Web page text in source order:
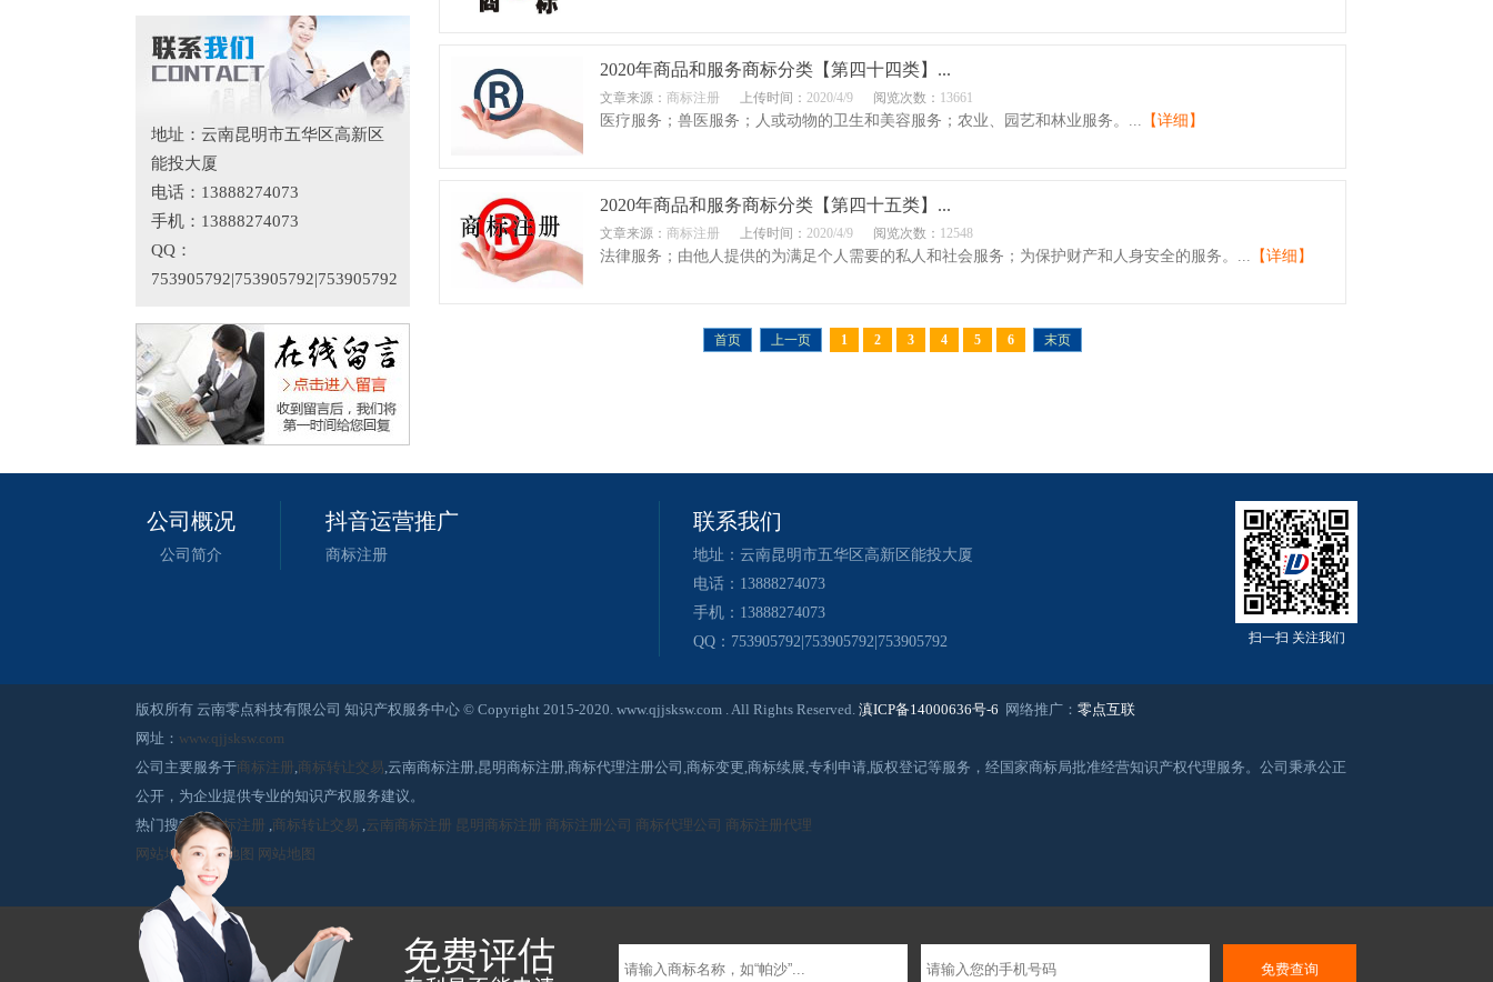
地址：云南昆明市五华区高新区
能投大厦
电话：13888274073
手机：13888274073
QQ：
753905792|753905792|753905792
2020年商品和服务商标分类【第四十四类】...
文章来源： 商标注册 上传时间： 2020/4/9 阅览次数： 13661
医疗服务；兽医服务；人或动物的卫生和美容服务；农业、园艺和林业服务。... 【详细】
2020年商品和服务商标分类【第四十五类】...
文章来源： 商标注册 上传时间： 2020/4/9 阅览次数： 12548
法律服务；由他人提供的为满足个人需要的私人和社会服务；为保护财产和人身安全的服务。... 【详细】
首页 上一页 1 2 3 4 5 6 末页
公司概况
公司简介
抖音运营推广
商标注册
联系我们
地址：云南昆明市五华区高新区能投大厦
电话：13888274073
手机：13888274073
QQ：753905792|753905792|753905792
扫一扫 关注我们
版权所有 云南零点科技有限公司 知识产权服务中心 © Copyright 2015-2020. www.qjjsksw.com . All Rights Reserved. 滇ICP备14000636号-6 网络推广： 零点互联
网址： www.qjjsksw.com
公司主要服务于商标注册 ,商标转让交易,云南商标注册,昆明商标注册,商标代理注册公司,商标变更,商标续展,专利申请,版权登记等服务，经国家商标局批准经营知识产权代理服务。公司秉承公正
公开，为企业提供专业的知识产权服务建议。
热门搜索：商标注册 ,商标转让交易 ,云南商标注册 昆明商标注册 商标注册公司 商标代理公司 商标注册代理
网站地图 网站地图 网站地图
免费查询